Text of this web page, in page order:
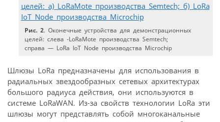
Рис. 2. Оконечные устройства для демонстрационных
целей: слева -LoRaMote производства Semtech;
справа — LoRa IoT Node производства Microchip
Шлюзы LoRa предназначены для использования в
радиальных звездообразных сетевых архитектурах
большого радиуса действия, они используются в
системе LoRaWAN. Из-за свойств технологии LoRa эти
шлюзы могут представлять собой многоканальные